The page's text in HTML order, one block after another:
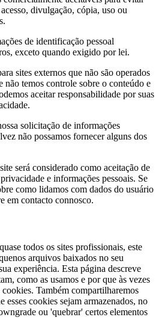
divulgação, cópia, uso ou
de identificação pessoal
exceto quando exigido por lei.
sites externos que não são operados
não temos controle sobre o conteúdo e
aceitar responsabilidade por suas
solicitação de informações
não possamos fornecer alguns dos
será considerado como aceitação de
e informações pessoais. Se
como lidamos com dados do usuário
em contacto connosco.
todos os sites profissionais, este
arquivos baixados no seu
experiência. Esta página descreve
como as usamos e por que às vezes
cookies. Também compartilharemos
esses cookies sejam armazenados, no
ou 'quebrar' certos elementos